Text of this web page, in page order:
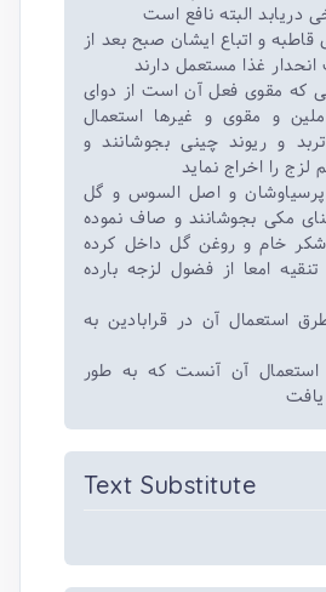
دریابد البته نافع است
و اتباع ایشان صبح بعد از
غذا مستعمل دارند
که مقوی فعل آن است از دوای
و مقوی و غیرها استعمال
تربد و ریوند چینی بجوشانند و
لزج را اخراج نماید
و اصل السوس و گل
مکی بجوشانند و صاف نموده
خام و روغن گل داخل کرده
تنقیه امعا از فضول لزجه بارده
استعمال آن در قرابادین به
استعمال آن آنست که به طور
Text Substitute